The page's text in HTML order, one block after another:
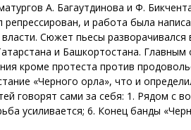
А. Багаутдинова и Ф.
и работа была
Сюжет пьесы разворачивался
и Башкортостана.
кроме протеста против
«Черного орла», что и
говорят сами за себя: 1. Рядом с
усиливается; 6. Конец банды